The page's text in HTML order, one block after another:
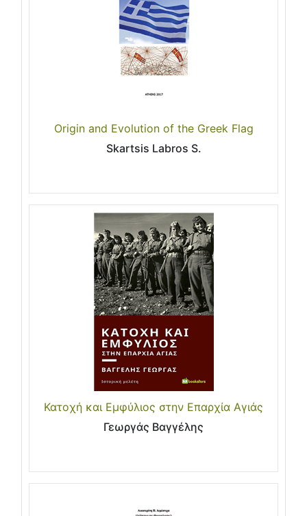
Origin and Evolution of the Greek Flag
Skartsis Labros S.
Κατοχή και Εμφύλιος στην Επαρχία Αγιάς
Γεωργάς Βαγγέλης